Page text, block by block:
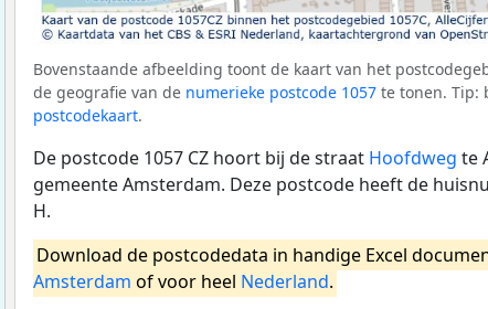
Bovenstaande afbeelding toont de kaart van het
de geografie van de numerieke postcode 1057 te tonen. Tip:
postcodekaart.
De postcode 1057 CZ hoort bij de straat Hoofdweg te
gemeente Amsterdam. Deze postcode heeft de
H.
Download de postcodedata in handige Excel
Amsterdam of voor heel Nederland.